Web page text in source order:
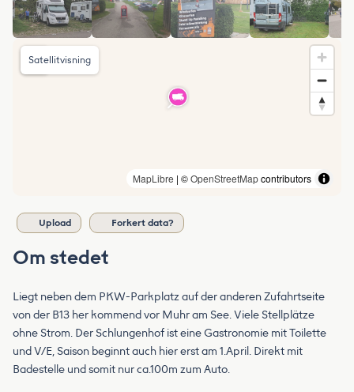
MapLibre | ©OpenStreetMapcontributors
Satellitvisning
Upload Forkert data?
Om stedet
Liegt neben dem PKW-Parkplatz auf der anderen Zufahrtseite
von der B13 her kommend vor Muhr am See. Viele Stellplätze
ohne Strom. Der Schlungenhof ist eine Gastronomie mit Toilette
und V/E, Saison beginnt auch hier erst am 1.April. Direkt mit
Badestelle und somit nur ca.100m zum Auto.